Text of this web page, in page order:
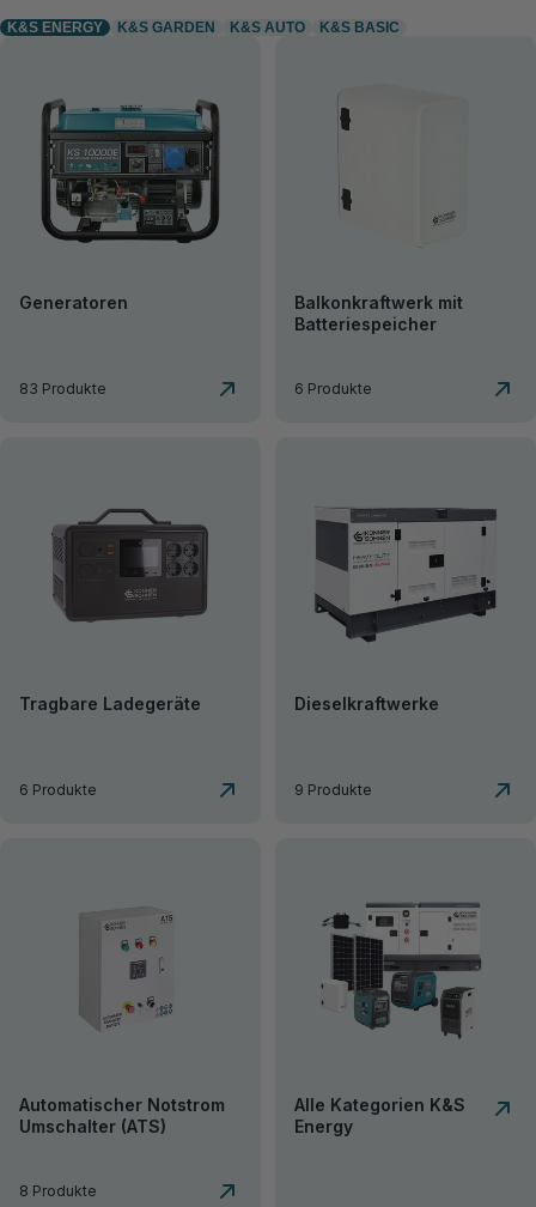
K&S ENERGY K&S GARDEN K&S AUTO K&S BASIC
Generatoren
83 Produkte
Balkonkraftwerk mit
Batteriespeicher
6 Produkte
Tragbare Ladegeräte
6 Produkte
Dieselkraftwerke
9 Produkte
Automatischer Notstrom
Umschalter (ATS)
8 Produkte
Alle Kategorien K&S
Energy